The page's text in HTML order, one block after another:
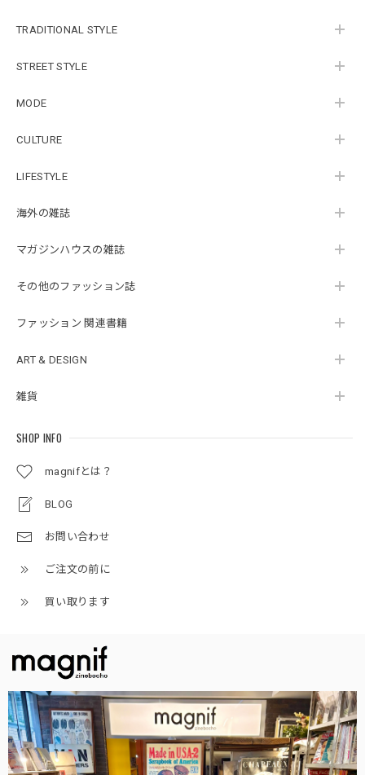
TRADITIONAL STYLE
STREET STYLE
MODE
CULTURE
LIFESTYLE
海外の雑誌
マガジンハウスの雑誌
その他のファッション誌
ファッション 関連書籍
ART & DESIGN
雑貨
SHOP INFO
magnifとは？
BLOG
お問い合わせ
ご注文の前に
買い取ります